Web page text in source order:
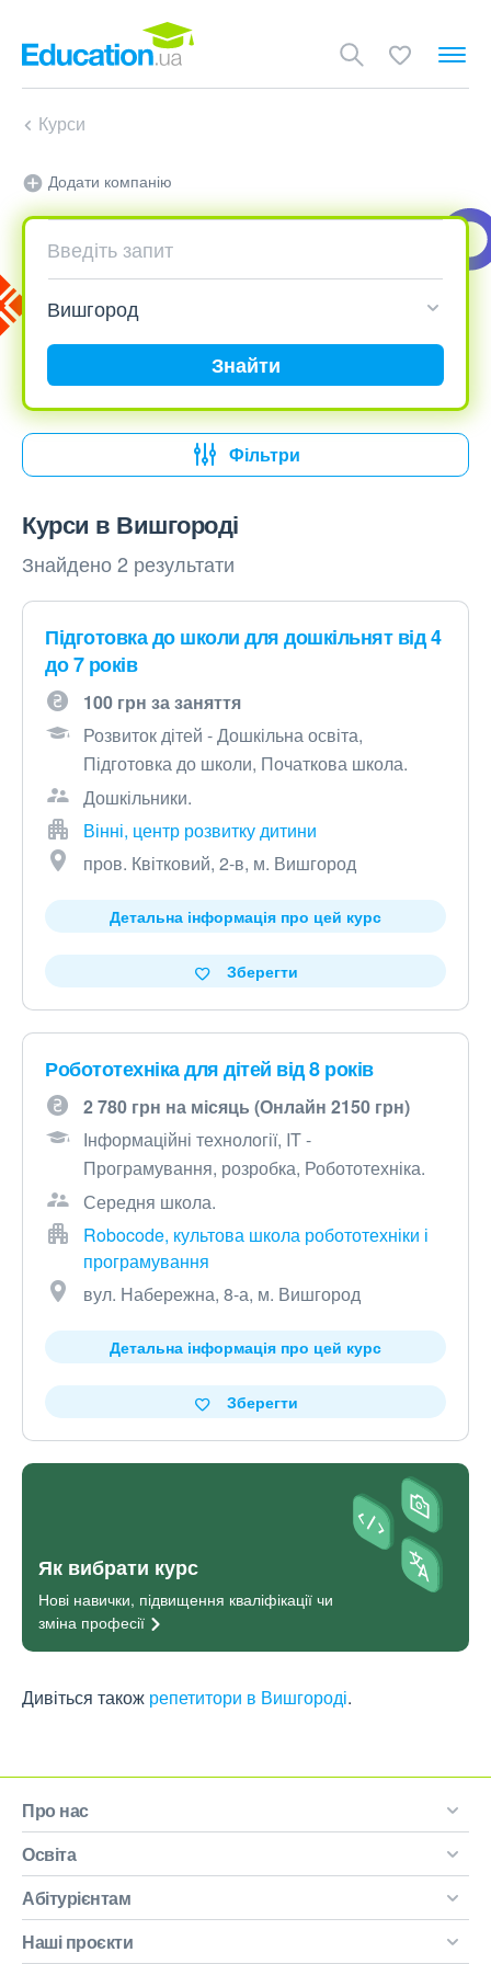
Курси
Додати компанію
Знайти
Фільтри
Курси в Вишгороді
Знайдено 2 результати
Підготовка до школи для дошкільнят від 4
до 7 років
100 грн за заняття
Розвиток дітей - Дошкільна освіта,
Підготовка до школи, Початкова школа.
Дошкільники.
Вінні, центр розвитку дитини
пров. Квітковий, 2-в, м. Вишгород
Детальна інформація про цей курс
Зберегти
Робототехніка для дітей від 8 років
2 780 грн на місяць (Онлайн 2150 грн)
Інформаційні технології, IT -
Програмування, розробка, Робототехніка.
Середня школа.
Robocode, культова школа робототехніки і
програмування
вул. Набережна, 8-а, м. Вишгород
Детальна інформація про цей курс
Зберегти
Як вибрати курс
Нові навички, підвищення кваліфікації чи
зміна професії
Дивіться також репетитори в Вишгороді.
Про нас
Освіта
Абітурієнтам
Наші проєкти